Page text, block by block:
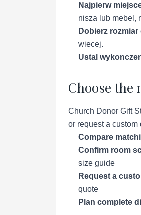
Najpierw
nisza lub mebel,
Dobierz
wiecej.
Ustal
Choose the
Church Donor Gift
or request a custom
Compare
Confirm room
size guide
Request a
quote
Plan complete